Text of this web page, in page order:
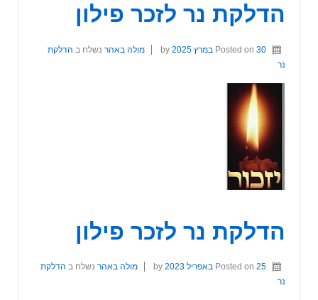
הדלקת נר לזכר פילון
Posted on 30 במרץ 2025 מולה באהר נשלח ב הדלקת
נר
הדלקת נר לזכר פילון
Posted on 25 באפריל 2023 מולה באהר נשלח ב הדלקת
נר